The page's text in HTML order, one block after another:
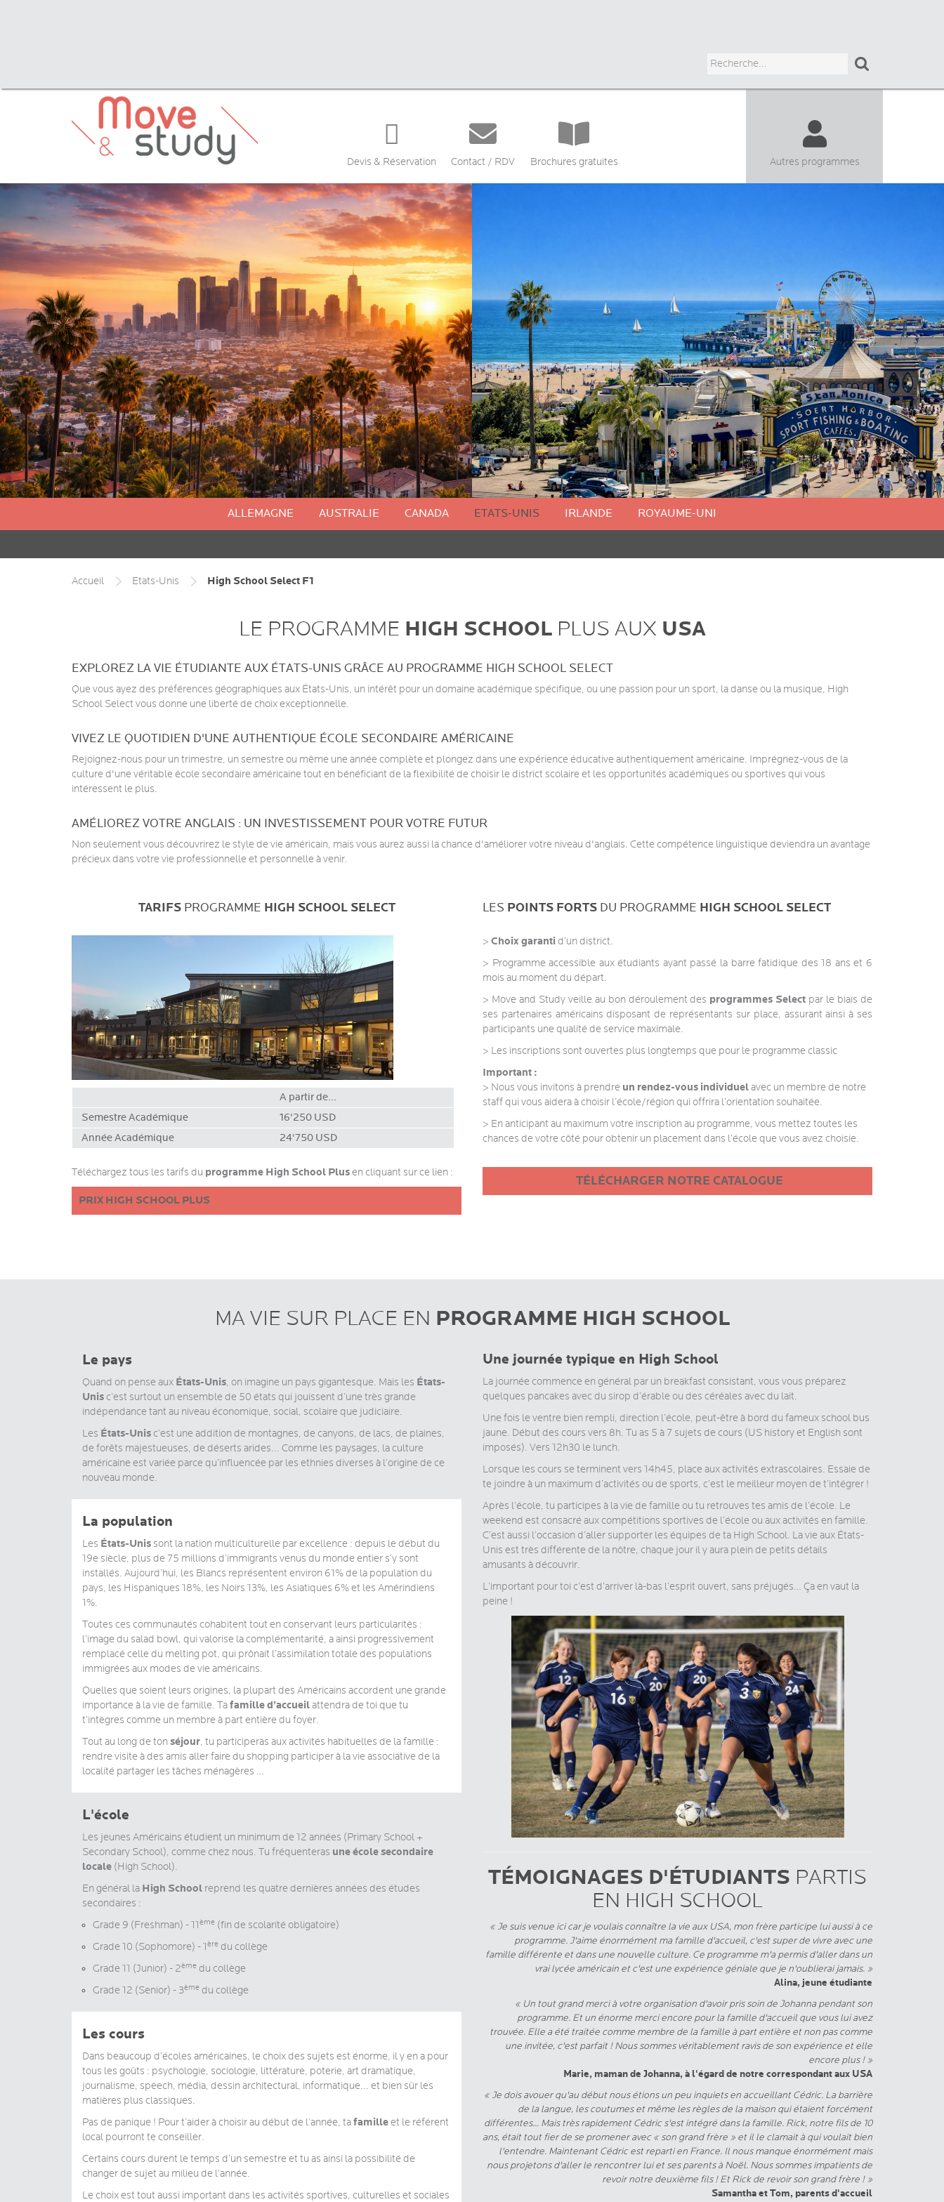

Devis & Réservation

Contact / RDV Brochures gratuites

Autres programmes
UNIVERSITAIRE
COURS CHEZ LE PROF
ALLEMAGNE AUSTRALIE CANADA ETATS-UNIS IRLANDE ROYAUME-UNI
Accueil Etats-Unis High School Select F1
LE PROGRAMME HIGH SCHOOLPLUS AUX USA
EXPLOREZ LA VIE ÉTUDIANTE AUX ÉTATS-UNIS GRÂCE AU PROGRAMME HIGH SCHOOL SELECT
Que vous ayez des préférences géographiques aux États-Unis, un intérêt pour un domaine académique spécifique, ou une passion pour un sport, la danse ou la musique, High
School Select vous donne une liberté de choix exceptionnelle.
VIVEZ LE QUOTIDIEN D'UNE AUTHENTIQUE ÉCOLE SECONDAIRE AMÉRICAINE
Rejoignez-nous pour un trimestre, un semestre ou même une année complète et plongez dans une expérience éducative authentiquement américaine. Imprégnez-vous de la
culture d'une véritable école secondaire américaine tout en bénéficiant de la flexibilité de choisir le district scolaire et les opportunités académiques ou sportives qui vous
intéressent le plus.
AMÉLIOREZ VOTRE ANGLAIS : UN INVESTISSEMENT POUR VOTRE FUTUR
Non seulement vous découvrirez le style de vie américain, mais vous aurez aussi la chance d'améliorer votre niveau d'anglais. Cette compétence linguistique deviendra un avantage
précieux dans votre vie professionnelle et personnelle à venir.
TARIFSPROGRAMME HIGH SCHOOL SELECT
A partir de…
Semestre Académique
16'250 USD
Année Académique
24'750 USD
Téléchargez tous les tarifs du programme High School Plusen cliquant sur ce lien :
PRIX HIGH SCHOOL PLUS
LES POINTS FORTS DU PROGRAMME HIGH SCHOOL SELECT
> Choix garantid’un district.
> Programme accessible aux étudiants ayant passé la barre fatidique des 18 ans et 6
mois au moment du départ.
> Move and Study veille au bon déroulement des programmes Select par le biais de
ses partenaires américains disposant de représentants sur place, assurant ainsi à ses
participants une qualité de service maximale.
> Les inscriptions sont ouvertes plus longtemps que pour le programme classic
Important :
> Nous vous invitons à prendre un rendez-vous individuelavec un membre de notre
staff qui vous aidera à choisir l’école/région qui offrira l’orientation souhaitée.
> En anticipant au maximum votre inscription au programme, vous mettez toutes les
chances de votre côté pour obtenir un placement dans l’école que vous avez choisie.
TÉLÉCHARGER NOTRE CATALOGUE
MA VIE SUR PLACE EN PROGRAMME HIGH SCHOOL
Le pays
Quand on pense aux États-Unis, on imagine un pays gigantesque. Mais les États-
Unis c’est surtout un ensemble de 50 états qui jouissent d’une très grande
indépendance tant au niveau économique, social, scolaire que judiciaire.
Les États-Unis c’est une addition de montagnes, de canyons, de lacs, de plaines,
de forêts majestueuses, de déserts arides... Comme les paysages, la culture
américaine est variée parce qu’influencée par les ethnies diverses à l’origine de ce
nouveau monde.
La population
Les États-Unis sont la nation multiculturelle par excellence : depuis le début du
19e siècle, plus de 75 millions d’immigrants venus du monde entier s’y sont
installés. Aujourd’hui, les Blancs représentent environ 61% de la population du
pays, les Hispaniques 18%, les Noirs 13%, les Asiatiques 6% et les Amérindiens
1%.
Toutes ces communautés cohabitent tout en conservant leurs particularités :
l’image du salad bowl, qui valorise la complémentarité, a ainsi progressivement
remplacé celle du melting pot, qui prônait l’assimilation totale des populations
immigrées aux modes de vie américains.
Quelles que soient leurs origines, la plupart des Américains accordent une grande
importance à la vie de famille. Tafamille d’accueilattendra de toi que tu
t’intègres comme un membre à part entière du foyer.
Tout au long de tonséjour, tu participeras aux activités habituelles de la famille :
rendre visite à des amis aller faire du shopping participer à la vie associative de la
localité partager les tâches ménagères …
L'école
Les jeunes Américains étudient un minimum de 12 années (Primary School +
Secondary School), comme chez nous. Tu fréquenteras une école secondaire
locale (High School).
En général la High School reprend les quatre dernières années des études
secondaires :
Grade 9 (Freshman) - 11ème (fin de scolarité obligatoire)
Grade 10 (Sophomore) - 1ère du collège
Grade 11 (Junior) - 2ème du collège
Grade 12 (Senior) - 3ème du collège
Les cours
Dans beaucoup d’écoles américaines, le choix des sujets est énorme, il y en a pour
tous les goûts : psychologie, sociologie, littérature, poterie, art dramatique,
journalisme, speech, média, dessin architectural, informatique... et bien sûr les
matières plus classiques.
Pas de panique ! Pour t’aider à choisir au début de l’année, tafamilleet le référent
local pourront te conseiller.
Certains cours durent le temps d’un semestre et tu as ainsi la possibilité de
changer de sujet au milieu de l’année.
Le choix est tout aussi important dans les activités sportives, culturelles et sociales
Une journée typique en High School
La journée commence en général par un breakfast consistant, vous vous préparez
quelques pancakes avec du sirop d’érable ou des céréales avec du lait.
Une fois le ventre bien rempli, direction l’école, peut-être à bord du fameux school bus
jaune. Début des cours vers 8h. Tu as 5 à 7 sujets de cours (US history et English sont
imposés). Vers 12h30 le lunch.
Lorsque les cours se terminent vers 14h45, place aux activités extrascolaires. Essaie de
te joindre à un maximum d’activités ou de sports, c’est le meilleur moyen de t’intégrer !
Après l’école, tu participes à la vie de famille ou tu retrouves tes amis de l’école. Le
weekend est consacré aux compétitions sportives de l’école ou aux activités en famille.
C’est aussi l’occasion d’aller supporter les équipes de ta High School. La vie aux États-
Unis est très différente de la nôtre, chaque jour il y aura plein de petits détails
amusants à découvrir.
L’important pour toi c’est d’arriver là-bas l’esprit ouvert, sans préjugés… Ça en vaut la
peine !
TÉMOIGNAGES D'ÉTUDIANTS PARTIS
EN HIGH SCHOOL
« Je suis venue ici car je voulais connaître la vie aux USA, mon frère participe lui aussi à ce
programme. J'aime énormément ma famille d'accueil, c'est super de vivre avec une
famille différente et dans une nouvelle culture. Ce programme m'a permis d'aller dans un
vrai lycée américain et c'est une expérience géniale que je n'oublierai jamais. »
Alina, jeune étudiante
« Un tout grand merci à votre organisation d'avoir pris soin de Johanna pendant son
programme. Et un énorme merci encore pour la famille d'accueil que vous lui avez
trouvée. Elle a été traitée comme membre de la famille à part entière et non pas comme
une invitée, c'est parfait ! Nous sommes véritablement ravis de son expérience et elle
encore plus ! »
Marie, maman de Johanna, à l'égard de notre correspondant aux USA
« Je dois avouer qu'au début nous étions un peu inquiets en accueillant Cédric. La barrière
de la langue, les coutumes et même les règles de la maison qui étaient forcément
différentes... Mais très rapidement Cédric s'est intégré dans la famille. Rick, notre fils de 10
ans, était tout fier de se promener avec « son grand frère » et il le clamait à qui voulait bien
l'entendre. Maintenant Cédric est reparti en France. Il nous manque énormément mais
nous projetons d'aller le rencontrer lui et ses parents à Noël. Nous sommes impatients de
revoir notre deuxième fils ! Et Rick de revoir son grand frère ! »
Samantha et Tom, parents d'accueil